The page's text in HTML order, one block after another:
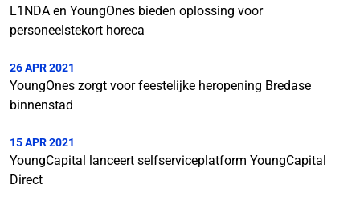
L1NDA en YoungOnes bieden oplossing voor
personeelstekort horeca
26 APR 2021
YoungOnes zorgt voor feestelijke heropening Bredase
binnenstad
15 APR 2021
YoungCapital lanceert selfserviceplatform YoungCapital
Direct